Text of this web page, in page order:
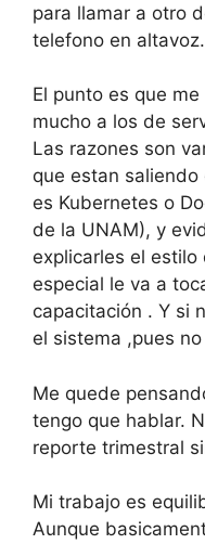
para llamar a otro
telefono en altavoz.
El punto es que
mucho a los de
Las razones son
que estan
es Kubernetes o
de la UNAM), y
explicarles el
especial le va a
capacitación . Y si
el sistema ,pues
Me quede
tengo que hablar.
reporte trimestral
Mi trabajo es
Aunque